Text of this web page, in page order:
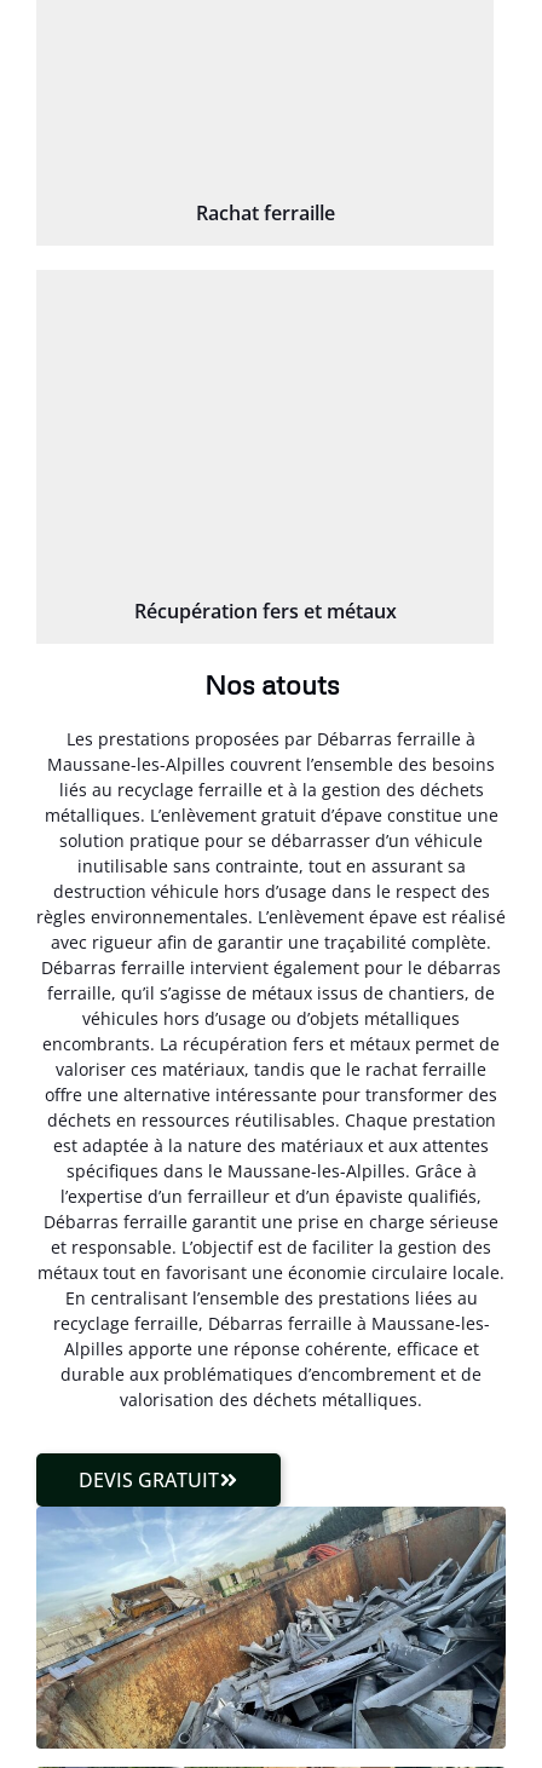
Rachat ferraille
Récupération fers et métaux
Nos atouts
Les prestations proposées par Débarras ferraille à
Maussane-les-Alpilles couvrent l’ensemble des besoins
liés au recyclage ferraille et à la gestion des déchets
métalliques. L’enlèvement gratuit d’épave constitue une
solution pratique pour se débarrasser d’un véhicule
inutilisable sans contrainte, tout en assurant sa
destruction véhicule hors d’usage dans le respect des
règles environnementales. L’enlèvement épave est réalisé
avec rigueur afin de garantir une traçabilité complète.
Débarras ferraille intervient également pour le débarras
ferraille, qu’il s’agisse de métaux issus de chantiers, de
véhicules hors d’usage ou d’objets métalliques
encombrants. La récupération fers et métaux permet de
valoriser ces matériaux, tandis que le rachat ferraille
offre une alternative intéressante pour transformer des
déchets en ressources réutilisables. Chaque prestation
est adaptée à la nature des matériaux et aux attentes
spécifiques dans le Maussane-les-Alpilles. Grâce à
l’expertise d’un ferrailleur et d’un épaviste qualifiés,
Débarras ferraille garantit une prise en charge sérieuse
et responsable. L’objectif est de faciliter la gestion des
métaux tout en favorisant une économie circulaire locale.
En centralisant l’ensemble des prestations liées au
recyclage ferraille, Débarras ferraille à Maussane-les-
Alpilles apporte une réponse cohérente, efficace et
durable aux problématiques d’encombrement et de
valorisation des déchets métalliques.
DEVIS GRATUIT